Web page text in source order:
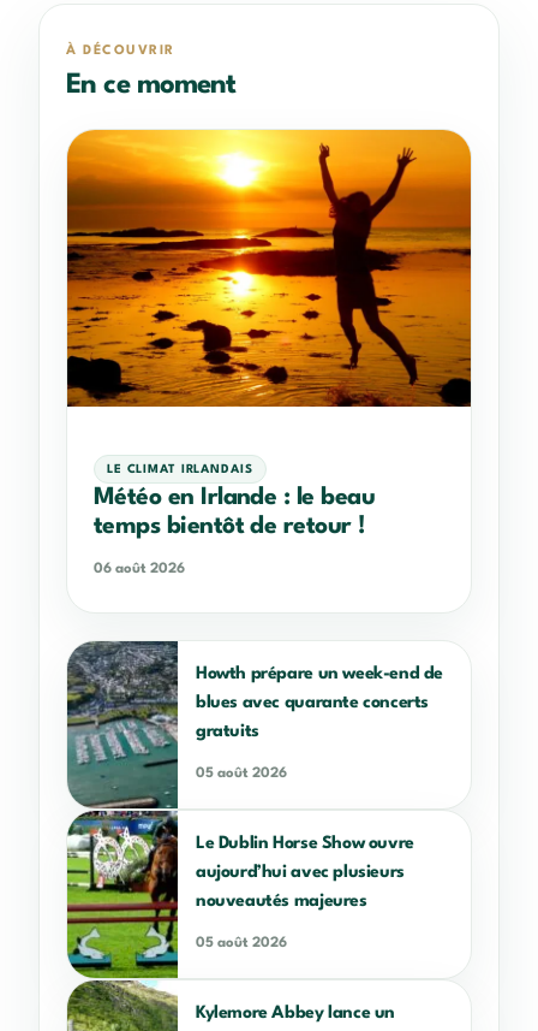
À DÉCOUVRIR
En ce moment
LE CLIMAT IRLANDAIS
Météo en Irlande : le beau
temps bientôt de retour !
06 août 2026
Howth prépare un week-end de
blues avec quarante concerts
gratuits
05 août 2026
Le Dublin Horse Show ouvre
aujourd’hui avec plusieurs
nouveautés majeures
05 août 2026
Kylemore Abbey lance un